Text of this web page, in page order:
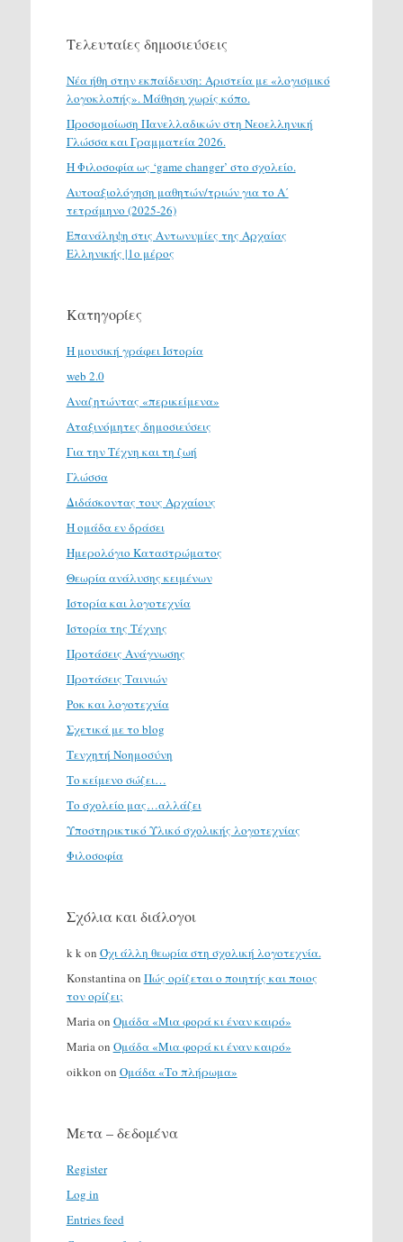
Τελευταίες δημοσιεύσεις
Νέα ήθη στην εκπαίδευση: Αριστεία με «λογισμικό
λογοκλοπής». Μάθηση χωρίς κόπο.
Προσομοίωση Πανελλαδικών στη Νεοελληνική
Γλώσσα και Γραμματεία 2026.
H Φιλοσοφία ως ‘game changer’ στο σχολείο.
Αυτοαξιολόγηση μαθητών/τριών για το Α΄
τετράμηνο (2025-26)
Επανάληψη στις Αντωνυμίες της Αρχαίας
Ελληνικής |1ο μέρος
Κατηγορίες
H μουσική γράφει Ιστορία
web 2.0
Αναζητώντας «περικείμενα»
Αταξινόμητες δημοσιεύσεις
Για την Τέχνη και τη ζωή
Γλώσσα
Διδάσκοντας τους Αρχαίους
Η ομάδα εν δράσει
Ημερολόγιο Καταστρώματος
Θεωρία ανάλυσης κειμένων
Ιστορία και λογοτεχνία
Ιστορία της Τέχνης
Προτάσεις Ανάγνωσης
Προτάσεις Ταινιών
Ροκ και λογοτεχνία
Σχετικά με το blog
Τενχητή Νοημοσύνη
Το κείμενο σώζει…
Το σχολείο μας…αλλάζει
Υποστηρικτικό Υλικό σχολικής λογοτεχνίας
Φιλοσοφία
Σχόλια και διάλογοι
k k on Όχι άλλη θεωρία στη σχολική λογοτεχνία.
Konstantina on Πώς ορίζεται ο ποιητής και ποιος
τον ορίζει;
Maria on Ομάδα «Μια φορά κι έναν καιρό»
Maria on Ομάδα «Μια φορά κι έναν καιρό»
oikkon on Ομάδα «Το πλήρωμα»
Μετα – δεδομένα
Register
Log in
Entries feed